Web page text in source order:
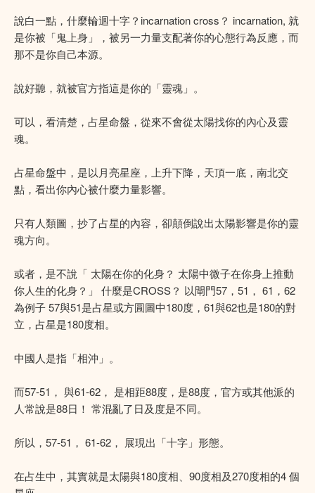
說白一點，什麼輪迴十字？incarnation cross？ incarnation, 就
是你被「鬼上身」，被另一力量支配著你的心態行為反應，而
那不是你自己本源。
說好聽，就被官方指這是你的「靈魂」。
可以，看清楚，占星命盤，從來不會從太陽找你的內心及靈
魂。
占星命盤中，是以月亮星座，上升下降，天頂一底，南北交
點，看出你內心被什麼力量影響。
只有人類圖，抄了占星的內容，卻顛倒說出太陽影響是你的靈
魂方向。
或者，是不說「 太陽在你的化身？ 太陽中微子在你身上推動
你人生的化身？」 什麼是CROSS？ 以閘門57，51， 61，62
為例子 57與51是占星或方㘣圖中180度，61與62也是180的對
立，占星是180度相。
中國人是指「相沖」。
而57-51， 與61-62， 是相距88度，是88度，官方或其他派的
人常說是88日！ 常混亂了日及度是不同。
所以，57-51， 61-62， 展現出「十字」形態。
在占生中，其實就是太陽與180度相、90度相及270度相的4 個